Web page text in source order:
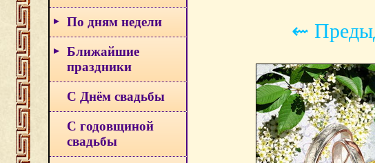
По дням недели
Ближайшие
праздники
С Днём свадьбы
С годовщиной
свадьбы
⇜